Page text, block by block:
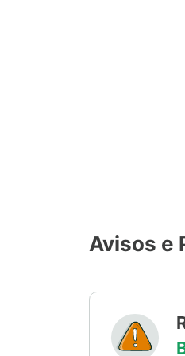
Avisos e